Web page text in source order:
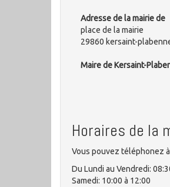
Adresse de la mairie de
place de la mairie
29860 kersaint-
Maire de Kersaint-
Horaires de la
Vous pouvez téléphonez
Du Lundi au Vendredi:
Samedi: 10:00 à 12:00